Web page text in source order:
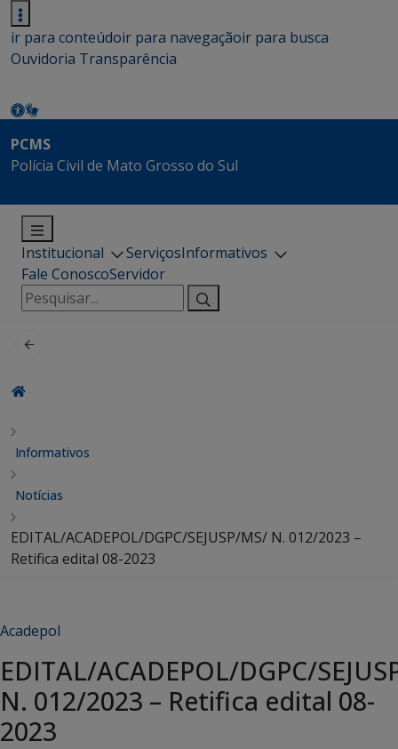
ir para conteúdoir para navegaçãoir para busca
Ouvidoria Transparência
PCMS
Polícia Civil de Mato Grosso do Sul
Institucional ServiçosInformativos
Fale ConoscoServidor
Pesquisar
por:
Informativos
Notícias
EDITAL/ACADEPOL/DGPC/SEJUSP/MS/ N. 012/2023 –
Retifica edital 08-2023
Acadepol
EDITAL/ACADEPOL/DGPC/
N. 012/2023 – Retifica edital 08-
2023